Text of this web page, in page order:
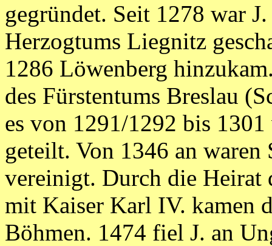
gegründet. Seit 1278 war
Herzogtums Liegnitz
1286 Löwenberg
des Fürstentums Breslau
es von 1291/1292 bis
geteilt. Von 1346 an
vereinigt. Durch die Heirat
mit Kaiser Karl IV. kamen
Böhmen. 1474 fiel J. an